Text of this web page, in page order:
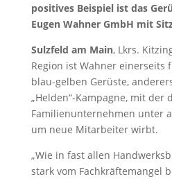
positives Beispiel ist das
Eugen Wahner GmbH mit
Sulzfeld am Main, Lkrs.
Region ist Wahner einerseits
blau-gelben Gerüste,
„Helden“-Kampagne, mit der
Familienunternehmen unter
um neue Mitarbeiter wirbt.
„Wie in fast allen
stark vom Fachkräftemangel